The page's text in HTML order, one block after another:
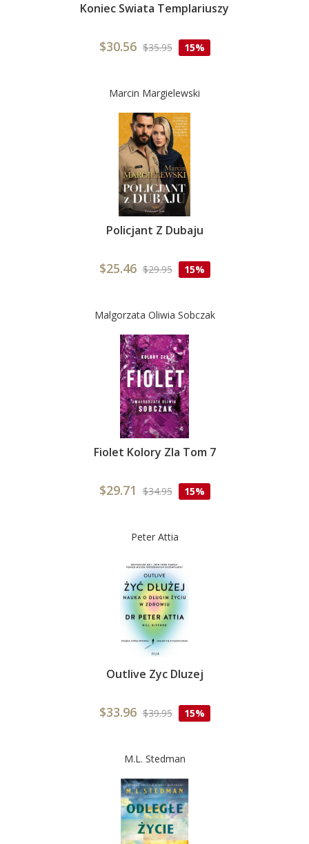
Koniec Swiata Templariuszy
$30.56 $35.95 15%
Marcin Margielewski
Policjant Z Dubaju
$25.46 $29.95 15%
Malgorzata Oliwia Sobczak
Fiolet Kolory Zla Tom 7
$29.71 $34.95 15%
Peter Attia
Outlive Zyc Dluzej
$33.96 $39.95 15%
M.L. Stedman